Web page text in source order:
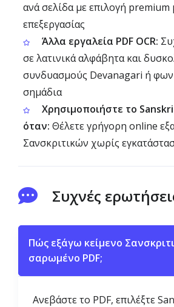
ανά σελίδα με επιλογή premium
επεξεργασίας
Άλλα εργαλεία PDF OCR:
σε λατινικά αλφάβητα και
συνδυασμούς Devanagari ή
σημάδια
Χρησιμοποιήστε το
όταν: Θέλετε γρήγορη online
Σανσκριτικών χωρίς
Συχνές
Πώς εξάγω κείμενο
σαρωμένο PDF;
Ανεβάστε το PDF, επιλέξτε